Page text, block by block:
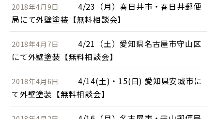
2018年4月9日
4/23（月）春日井市・春日井郵便
局にて外壁塗装【無料相談会】
2018年4月7日
4/21（土）愛知県名古屋市守山区
にて外壁塗装【無料相談会】
2018年4月6日
4/14(土)・15(日) 愛知県安城市に
て外壁塗装【無料相談会】